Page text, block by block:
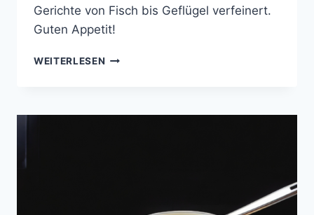
Gerichte von Fisch bis Geflügel verfeinert.
Guten Appetit!
WEITERLESEN ESTRAGON